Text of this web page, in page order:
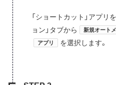
「ショートカット」アプリ
ョン」タブから
新規オート
アプリ を選択します。